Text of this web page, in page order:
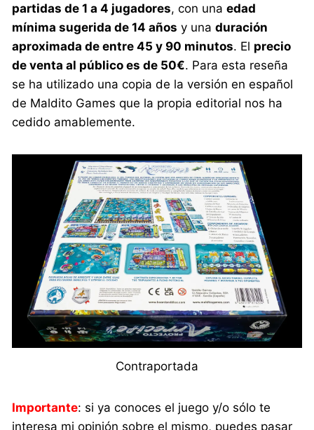
partidas de 1 a 4 jugadores, con unaedad
mínima sugerida de 14 años y unaduración
aproximada de entre 45 y 90 minutos. El precio
de venta al público es de 50€. Para esta reseña
se ha utilizado una copia de la versión en español
de Maldito Games que la propia editorial nos ha
cedido amablemente.
Contraportada
Importante: si ya conoces el juego y/o sólo te
interesa mi opinión sobre el mismo, puedes pasar